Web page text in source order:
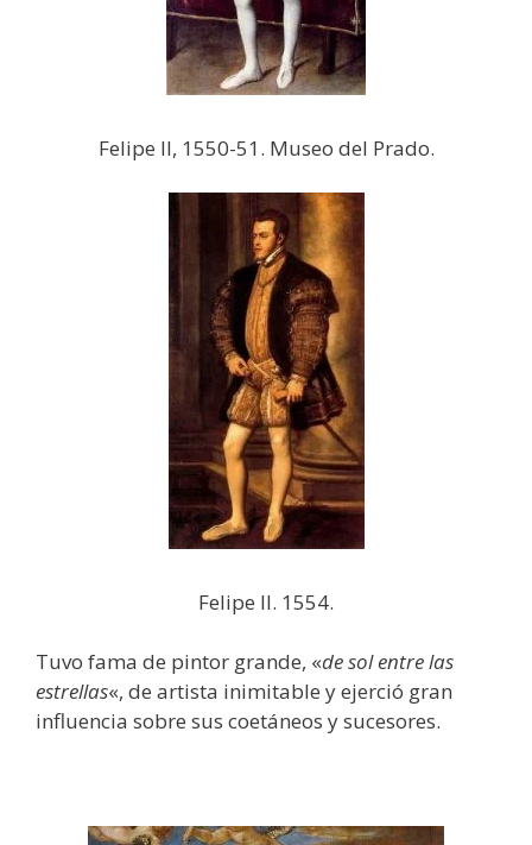
Felipe II, 1550-51. Museo del Prado.
Felipe II. 1554.
Tuvo fama de pintor grande, «de sol entre las
estrellas«, de artista inimitable y ejerció gran
influencia sobre sus coetáneos y sucesores.